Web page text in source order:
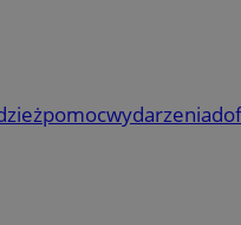
pomocwydarzenia